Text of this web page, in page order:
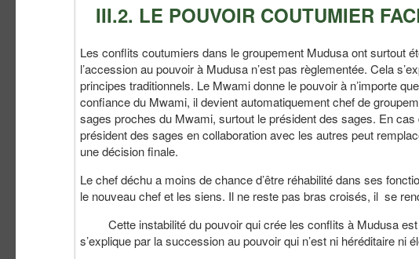
III.2. LE POUVOIR COUTUMIER
Les conflits coutumiers dans le groupement Mudusa ont surtout
l’accession au pouvoir à Mudusa n’est pas règlementée. Cela
principes traditionnels. Le Mwami donne le pouvoir à n’importe
confiance du Mwami, il devient automatiquement chef de
sages proches du Mwami, surtout le président des sages. En
président des sages en collaboration avec les autres peut
une décision finale.
Le chef déchu a moins de chance d’être réhabilité dans ses
le nouveau chef et les siens. Il ne reste pas bras croisés, il se
Cette instabilité du pouvoir qui crée les conflits à Mudusa est
s’explique par la succession au pouvoir qui n’est ni héréditaire ni